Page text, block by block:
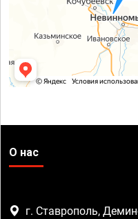
О нас
г. Ставрополь,